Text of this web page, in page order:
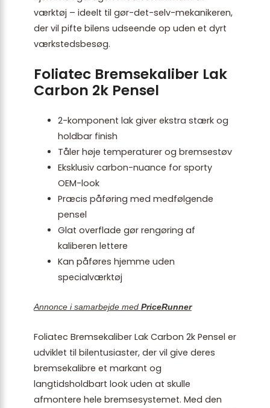
værktøj – ideelt til gør-det-selv-mekanikeren,
der vil pifte bilens udseende op uden et dyrt
værkstedsbesøg.
Foliatec Bremsekaliber Lak
Carbon 2k Pensel
2-komponent lak giver ekstra stærk og
holdbar finish
Tåler høje temperaturer og bremsestøv
Eksklusiv carbon-nuance for sporty
OEM-look
Præcis påføring med medfølgende
pensel
Glat overflade gør rengøring af
kaliberen lettere
Kan påføres hjemme uden
specialværktøj
Annonce i samarbejde med PriceRunner
Foliatec Bremsekaliber Lak Carbon 2k Pensel er
udviklet til bilentusiaster, der vil give deres
bremsekalibre et markant og
langtidsholdbart look uden at skulle
afmontere hele bremsesystemet. Med den